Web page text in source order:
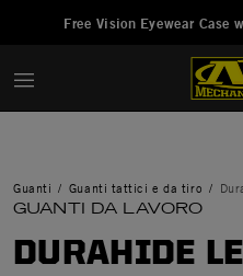
Free Vision Eyewear Case
Guanti Guanti tattici e da tiro
GUANTI DA LAVORO
DURAHIDE
Aggiunto a Gestisci